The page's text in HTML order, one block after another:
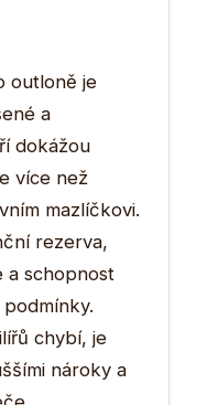
outloně je
a
dokážou
více než
mazlíčkovi.
rezerva,
schopnost
chybí, je
nároky a